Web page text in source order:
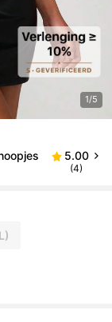
1/5
5.00
(4)